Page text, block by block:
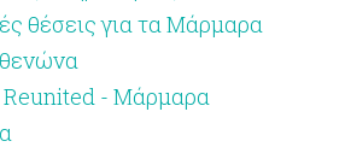
θέσεις για τα Μάρμαρα
- Μάρμαρα